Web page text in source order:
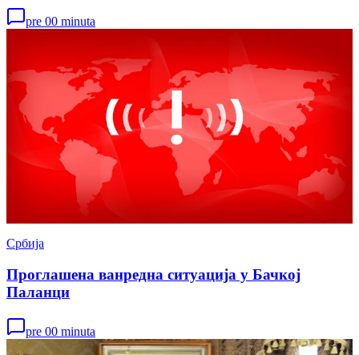
pre 00 minuta
Србија
Проглашена ванредна ситуација у Бачкој
Паланци
pre 00 minuta